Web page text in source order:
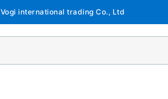
Vogi international trading Co., Ltd